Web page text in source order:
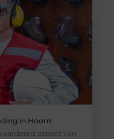
in Hoorn
aspect van